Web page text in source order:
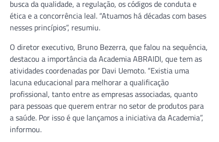
busca da qualidade, a regulação, os códigos de conduta e
ética e a concorrência leal. “Atuamos há décadas com bases
nesses princípios”, resumiu.
O diretor executivo, Bruno Bezerra, que falou na sequência,
destacou a importância da Academia ABRAIDI, que tem as
atividades coordenadas por Davi Uemoto. “Existia uma
lacuna educacional para melhorar a qualificação
profissional, tanto entre as empresas associadas, quanto
para pessoas que querem entrar no setor de produtos para
a saúde. Por isso é que lançamos a iniciativa da Academia”,
informou.